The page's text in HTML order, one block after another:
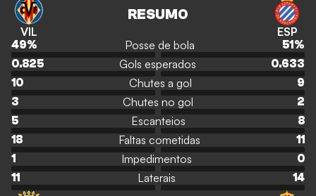
VIL
RESUMO
ESP
49% Posse de bola 51 %
0.825
Gols esperados
0.633
10
Chutes a gol
9
3
Chutes no gol
2
5
Escanteios
8
18
Faltas cometidas
11
1
Impedimentos
0
11
Laterais 14